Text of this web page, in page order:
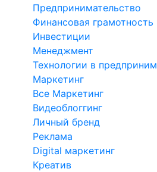
Предпринимательство
Финансовая грамотность
Инвестиции
Менеджмент
Технологии в
Маркетинг
Все Маркетинг
Видеоблоггинг
Личный бренд
Реклама
Digital маркетинг
Креатив